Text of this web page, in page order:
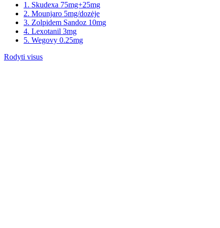
1. Skudexa 75mg+25mg
2. Mounjaro 5mg/dozėje
3. Zolpidem Sandoz 10mg
4. Lexotanil 3mg
5. Wegovy 0.25mg
Rodyti visus